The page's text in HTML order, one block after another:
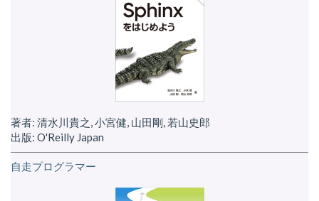
著者: 清水川貴之, 小宮健, 山田剛, 若山史郎
出版: O'Reilly Japan
自走プログラマー